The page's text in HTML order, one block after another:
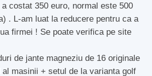
costat 350 euro, normal este 500
. L-am luat la reducere pentru ca a
firmei ! Se poate verifica pe site
de jante magneziu de 16 originale
masinii + setul de la varianta golf